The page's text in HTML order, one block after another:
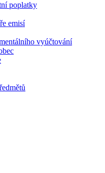
poplatky
emisí
vyúčtování